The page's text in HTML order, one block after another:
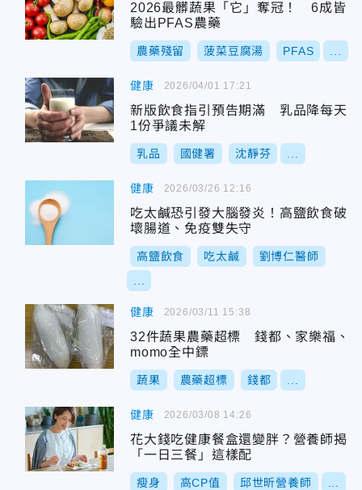
2026最髒蔬果「它」奪冠！ 6成皆
驗出PFAS農藥
農藥殘留 菠菜豆腐湯 PFAS
健康
新版飲食指引預告期滿 乳品降每天
1份爭議未解
乳品 國健署 沈靜芬
2026/04/01 17:21
健康
吃太鹹恐引發大腦發炎！高鹽飲食破
壞腸道、免疫雙失守
高鹽飲食 吃太鹹 劉博仁醫師
2026/03/26 12:16
健康
32件蔬果農藥超標 錢都、家樂福、
momo全中鏢
蔬果 農藥超標 錢都
2026/03/11 15:38
健康
花大錢吃健康餐盒還變胖？營養師揭
「一日三餐」這樣配
瘦身 高CP值 邱世昕營養師
2026/03/08 14:26